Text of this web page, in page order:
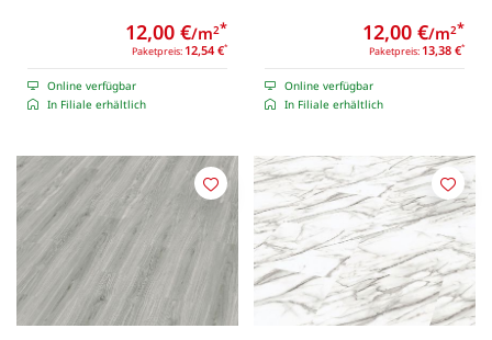
Paketpreis: 12,54 €*
12,00 €/m2*
Online verfügbar
In Filiale erhältlich
Paketpreis: 13,38 €*
12,00 €/m2*
Online verfügbar
In Filiale erhältlich
Merken